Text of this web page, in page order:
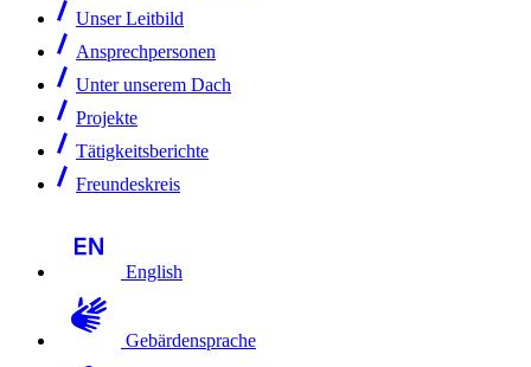
Unser Leitbild
Ansprechpersonen
Unter unserem Dach
Projekte
Tätigkeitsberichte
Freundeskreis
English
Gebärdensprache